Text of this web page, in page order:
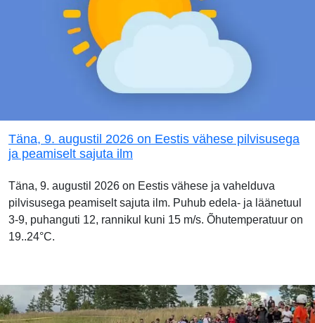
Täna, 9. augustil 2026 on Eestis vähese pilvisusega
ja peamiselt sajuta ilm
Täna, 9. augustil 2026 on Eestis vähese ja vahelduva
pilvisusega peamiselt sajuta ilm. Puhub edela- ja läänetuul
3-9, puhanguti 12, rannikul kuni 15 m/s. Õhutemperatuur on
19..24°C.